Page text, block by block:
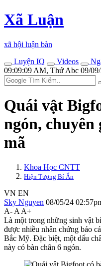
Xã Luận
xã hội luận bàn
Luyện IQ
Videos
09:09:09 AM, Thứ Abc 09/09/
Quái vật
ngón, chuyên
mã
Khoa Học CNTT
Hiện Tượng Bí Ẩn
VN EN
Sky Nguyen 08/05/24
A- A A+
Là một trong những sinh vật
được nhiều nhân chứng báo
Bắc Mỹ. Đặc biệt, một dấu
này có bàn chân 6 ngón.